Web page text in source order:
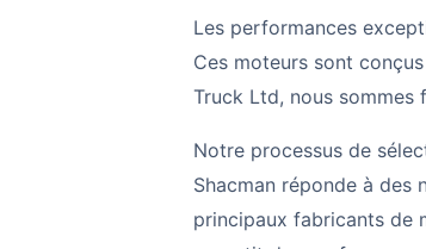
Les performances
Ces moteurs sont
Truck Ltd, nous sommes
Notre processus de
Shacman réponde à des
principaux fabricants de